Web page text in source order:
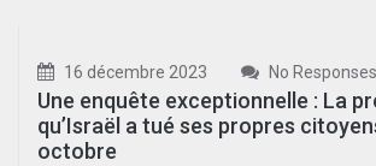
16 décembre 2023 No Responses
Une enquête exceptionnelle : La
qu’Israël a tué ses propres
octobre